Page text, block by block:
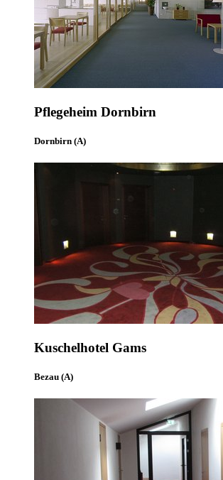
Pflegeheim Dornbirn
Dornbirn (A)
Kuschelhotel Gams
Bezau (A)